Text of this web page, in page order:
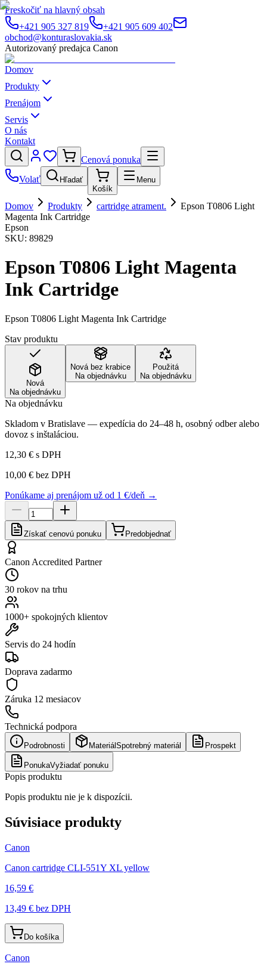
Preskočiť na hlavný obsah
+421 905 327 819
+421 905 609 402
obchod@konturaslovakia.sk
Autorizovaný predajca Canon
Domov
Produkty
Prenájom
Servis
O nás
Kontakt
Cenová ponuka
Volať
Hľadať
Košík
Menu
Domov Produkty cartridge atrament.
Epson T0806 Light
Magenta Ink Cartridge
Epson
SKU: 89829
Epson T0806 Light Magenta
Ink Cartridge
Epson T0806 Light Magenta Ink Cartridge
Stav produktu
Nová
Na objednávku
Nová bez krabice
Na objednávku
Použitá
Na objednávku
Na objednávku
Skladom v Bratislave — expedícia do 24–48 h, osobný odber alebo
dovoz s inštaláciou.
12,30 € s DPH
10,00 € bez DPH
Ponúkame aj prenájom už od 1 €/deň →
Získať cenovú ponuku Predobjednať
Canon Accredited Partner
30 rokov na trhu
1000+ spokojných klientov
Servis do 24 hodín
Doprava zadarmo
Záruka 12 mesiacov
Technická podpora
Podrobnosti Materiál Spotrebný materiál Prospekt
PonukaVyžiadať ponuku
Popis produktu
Popis produktu nie je k dispozícii.
Súvisiace produkty
Canon
Canon cartridge CLI-551Y XL yellow
16,59 €
13,49 € bez DPH
Do košíka
Canon